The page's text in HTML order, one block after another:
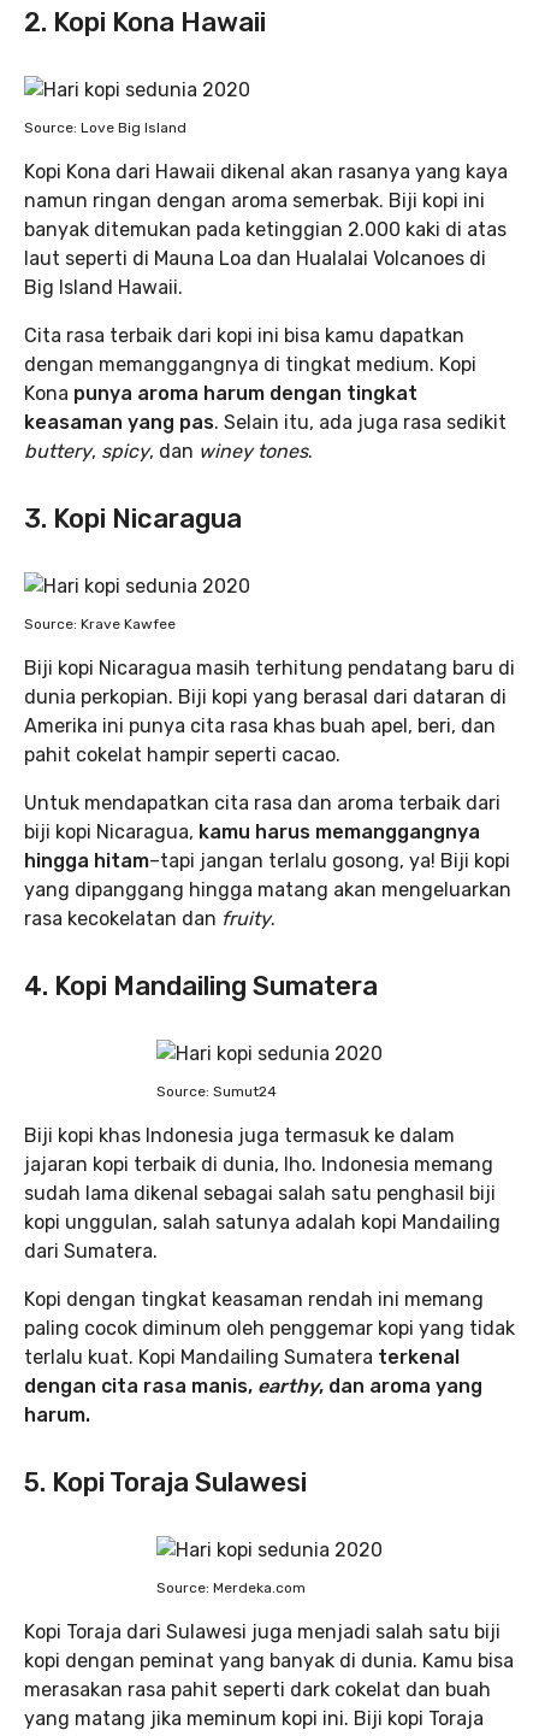
2. Kopi Kona Hawaii
Source: Love Big Island
Kopi Kona dari Hawaii dikenal akan rasanya yang kaya
namun ringan dengan aroma semerbak. Biji kopi ini
banyak ditemukan pada ketinggian 2.000 kaki di atas
laut seperti di Mauna Loa dan Hualalai Volcanoes di
Big Island Hawaii.
Cita rasa terbaik dari kopi ini bisa kamu dapatkan
dengan memanggangnya di tingkat medium. Kopi
Kona punya aroma harum dengan tingkat
keasaman yang pas. Selain itu, ada juga rasa sedikit
buttery, spicy, dan winey tones.
3. Kopi Nicaragua
Source: Krave Kawfee
Biji kopi Nicaragua masih terhitung pendatang baru di
dunia perkopian. Biji kopi yang berasal dari dataran di
Amerika ini punya cita rasa khas buah apel, beri, dan
pahit cokelat hampir seperti cacao.
Untuk mendapatkan cita rasa dan aroma terbaik dari
biji kopi Nicaragua, kamu harus memanggangnya
hingga hitam–tapi jangan terlalu gosong, ya! Biji kopi
yang dipanggang hingga matang akan mengeluarkan
rasa kecokelatan dan fruity.
4. Kopi Mandailing Sumatera
Source: Sumut24
Biji kopi khas Indonesia juga termasuk ke dalam
jajaran kopi terbaik di dunia, lho. Indonesia memang
sudah lama dikenal sebagai salah satu penghasil biji
kopi unggulan, salah satunya adalah kopi Mandailing
dari Sumatera.
Kopi dengan tingkat keasaman rendah ini memang
paling cocok diminum oleh penggemar kopi yang tidak
terlalu kuat. Kopi Mandailing Sumatera terkenal
dengan cita rasa manis, earthy, dan aroma yang
harum.
5. Kopi Toraja Sulawesi
Source: Merdeka.com
Kopi Toraja dari Sulawesi juga menjadi salah satu biji
kopi dengan peminat yang banyak di dunia. Kamu bisa
merasakan rasa pahit seperti dark cokelat dan buah
yang matang jika meminum kopi ini. Biji kopi Toraja